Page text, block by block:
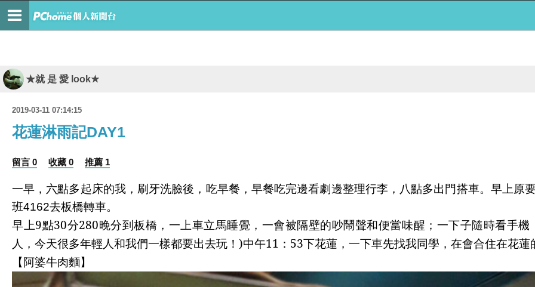
★就 是 愛 look★
2019-03-11 07:14:15
花蓮淋雨記DAY1
留言 0 收藏 0 推薦 1
一早，六點多起床的我，刷牙洗臉後，吃早餐，早餐吃完邊看劇邊整理行李，八點多出門搭車。早上原
班4162去板橋轉車。
早上9點30分280晚分到板橋，一上車立馬睡覺，一會被隔壁的吵鬧聲和便當味醒；一下子隨時看手
人，今天很多年輕人和我們一樣都要出去玩！ )中午11 ： 53下花蓮，一下車先找我同學，在會合住在花蓮
【阿婆牛肉麵】